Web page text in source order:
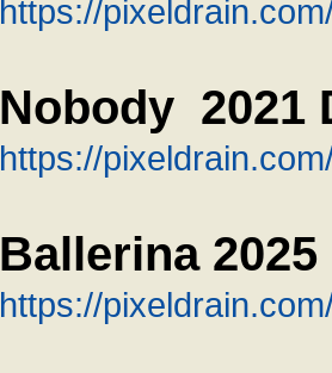
https://
Nobody 2021
https://
Ballerina
https://